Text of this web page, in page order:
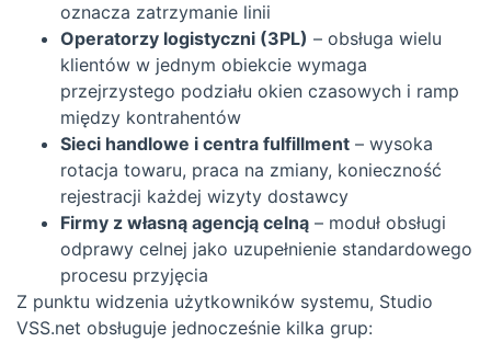
oznacza zatrzymanie linii
Operatorzy logistyczni (3PL) – obsługa wielu
klientów w jednym obiekcie wymaga
przejrzystego podziału okien czasowych i ramp
między kontrahentów
Sieci handlowe i centra fulfillment – wysoka
rotacja towaru, praca na zmiany, konieczność
rejestracji każdej wizyty dostawcy
Firmy z własną agencją celną – moduł obsługi
odprawy celnej jako uzupełnienie standardowego
procesu przyjęcia
Z punktu widzenia użytkowników systemu, Studio
VSS.net obsługuje jednocześnie kilka grup: